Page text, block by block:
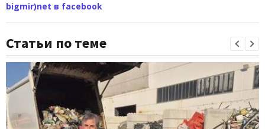
bigmir)net в facebook
Статьи по теме